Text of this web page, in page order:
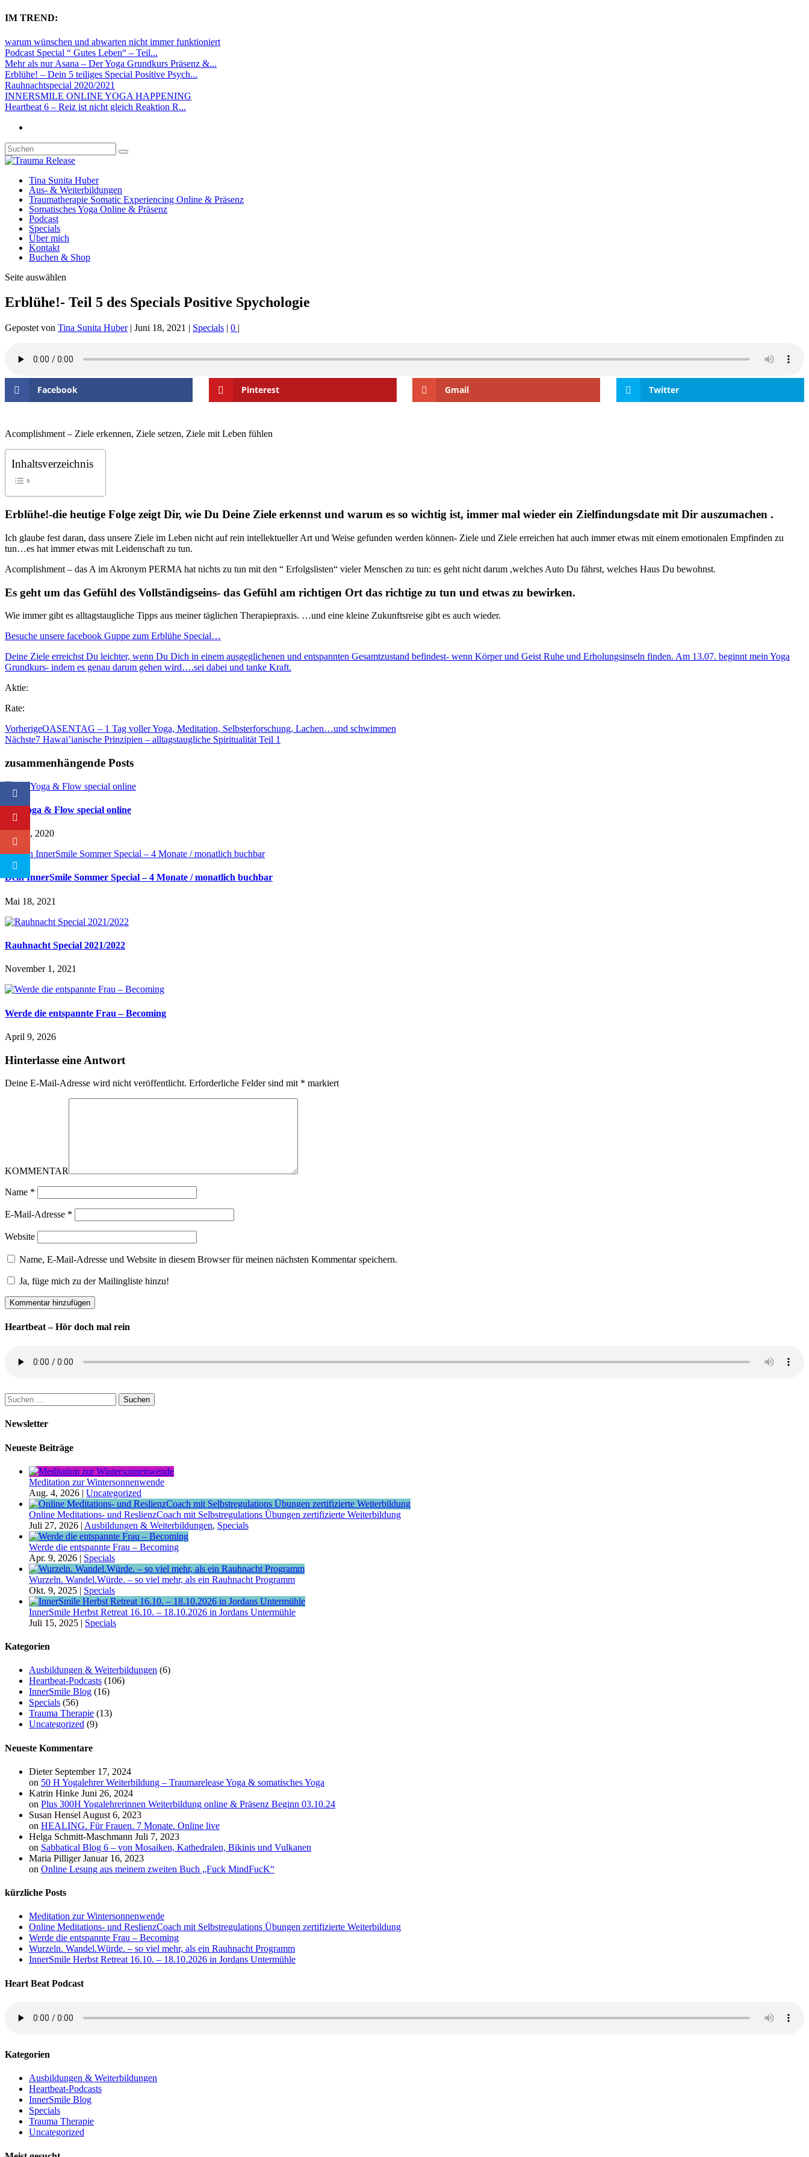
IM TREND:
warum wünschen und abwarten nicht immer funktioniert
Podcast Special “ Gutes Leben“ – Teil...
Mehr als nur Asana – Der Yoga Grundkurs Präsenz &...
Erblühe! – Dein 5 teiliges Special Positive Psych...
Rauhnachtspecial 2020/2021
INNERSMILE ONLINE YOGA HAPPENING
Heartbeat 6 – Reiz ist nicht gleich Reaktion R...
Tina Sunita Huber
Aus- & Weiterbildungen
Traumatherapie Somatic Experiencing Online & Präsenz
Somatisches Yoga Online & Präsenz
Podcast
Specials
Über mich
Kontakt
Buchen & Shop
Seite auswählen
Erblühe!- Teil 5 des Specials Positive Spychologie
Gepostet von Tina Sunita Huber| Juni 18, 2021 | Specials | 0 |
Facebook Pinterest Gmail Twitter
Acomplishment – Ziele erkennen, Ziele setzen, Ziele mit Leben fühlen
Inhaltsverzeichnis
Erblühe!-die heutige Folge zeigt Dir, wie Du Deine Ziele erkennst und warum es so wichtig ist, immer mal wieder ein Zielfindungsdate mit Dir auszumachen .
Ich glaube fest daran, dass unsere Ziele im Leben nicht auf rein intellektueller Art und Weise gefunden werden können- Ziele und Ziele erreichen hat auch immer etwas mit einem emotionalen Empfinden zu
tun…es hat immer etwas mit Leidenschaft zu tun.
Acomplishment – das A im Akronym PERMA hat nichts zu tun mit den “ Erfolgslisten“ vieler Menschen zu tun: es geht nicht darum ,welches Auto Du fährst, welches Haus Du bewohnst.
Es geht um das Gefühl des Vollständigseins- das Gefühl am richtigen Ort das richtige zu tun und etwas zu bewirken.
Wie immer gibt es alltagstaugliche Tipps aus meiner täglichen Therapiepraxis. …und eine kleine Zukunftsreise gibt es auch wieder.
Besuche unsere facebook Guppe zum Erblühe Special…
Deine Ziele erreichst Du leichter, wenn Du Dich in einem ausgeglichenen und entspannten Gesamtzustand befindest- wenn Körper und Geist Ruhe und Erholungsinseln finden. Am 13.07. beginnt mein Yoga
Grundkurs- indem es genau darum gehen wird….sei dabei und tanke Kraft.
Aktie:
Rate:
VorherigeOASENTAG – 1 Tag voller Yoga, Meditation, Selbsterforschung, Lachen…und schwimmen
Nächste7 Hawai’ianische Prinzipien – alltagstaugliche Spiritualität Teil 1
zusammenhängende Posts
Yin Yoga & Flow special online
Juli 31, 2020
Dein InnerSmile Sommer Special – 4 Monate / monatlich buchbar
Mai 18, 2021
Rauhnacht Special 2021/2022
November 1, 2021
Werde die entspannte Frau – Becoming
April 9, 2026
Hinterlasse eine Antwort
Deine E-Mail-Adresse wird nicht veröffentlicht. Erforderliche Felder sind mit * markiert
KOMMENTAR
Name *
E-Mail-Adresse *
Website
Name, E-Mail-Adresse und Website in diesem Browser für meinen nächsten Kommentar speichern.
Ja, füge mich zu der Mailingliste hinzu!
Heartbeat – Hör doch mal rein
Suchen
nach:
Newsletter
Neueste Beiträge
Meditation zur Wintersonnenwende
Aug. 4, 2026 | Uncategorized
Online Meditations- und ReslienzCoach mit Selbstregulations Übungen zertifizierte Weiterbildung
Juli 27, 2026 | Ausbildungen & Weiterbildungen, Specials
Werde die entspannte Frau – Becoming
Apr. 9, 2026 | Specials
Wurzeln. Wandel.Würde. – so viel mehr, als ein Rauhnacht Programm
Okt. 9, 2025 | Specials
InnerSmile Herbst Retreat 16.10. – 18.10.2026 in Jordans Untermühle
Juli 15, 2025 | Specials
Kategorien
Ausbildungen & Weiterbildungen (6)
Heartbeat-Podcasts (106)
InnerSmile Blog (16)
Specials (56)
Trauma Therapie (13)
Uncategorized (9)
Neueste Kommentare
Dieter September 17, 2024
on 50 H Yogalehrer Weiterbildung – Traumarelease Yoga & somatisches Yoga
Katrin Hinke Juni 26, 2024
on Plus 300H Yogalehrerinnen Weiterbildung online & Präsenz Beginn 03.10.24
Susan Hensel August 6, 2023
on HEALING. Für Frauen. 7 Monate. Online live
Helga Schmitt-Maschmann Juli 7, 2023
on Sabbatical Blog 6 – von Mosaiken, Kathedralen, Bikinis und Vulkanen
Maria Pilliger Januar 16, 2023
on Online Lesung aus meinem zweiten Buch „Fuck MindFucK“
kürzliche Posts
Meditation zur Wintersonnenwende
Online Meditations- und ReslienzCoach mit Selbstregulations Übungen zertifizierte Weiterbildung
Werde die entspannte Frau – Becoming
Wurzeln. Wandel.Würde. – so viel mehr, als ein Rauhnacht Programm
InnerSmile Herbst Retreat 16.10. – 18.10.2026 in Jordans Untermühle
Heart Beat Podcast
Kategorien
Ausbildungen & Weiterbildungen
Heartbeat-Podcasts
InnerSmile Blog
Specials
Trauma Therapie
Uncategorized